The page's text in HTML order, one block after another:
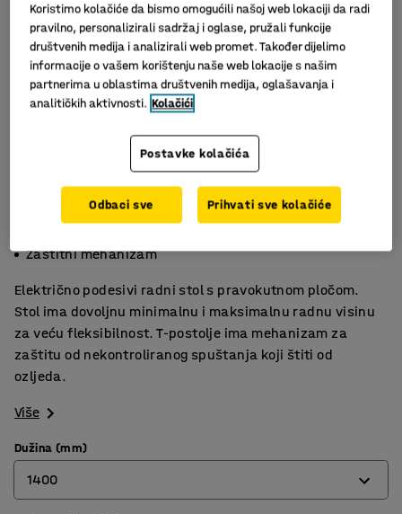
Funkcija memorije za tri visine
Zaštitni mehanizam
Električno podesivi radni stol s pravokutnom pločom.
Stol ima dovoljnu minimalnu i maksimalnu radnu visinu
za veću fleksibilnost. T-postolje ima mehanizam za
zaštitu od nekontroliranog spuštanja koji štiti od
ozljeda.
Više
Dužina (mm)
1400
Koristimo kolačiće da bismo omogućili našoj web lokaciji da radi
pravilno, personalizirali sadržaj i oglase, pružali funkcije
društvenih medija i analizirali web promet. Također dijelimo
informacije o vašem korištenju naše web lokacije s našim
partnerima u oblastima društvenih medija, oglašavanja i
analitičkih aktivnosti. Kolačići
Postavke kolačića
Odbaci sve Prihvati sve kolačiće